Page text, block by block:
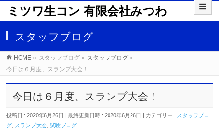
ミツワ生コン 有限会社みつわ
スタッフブログ
HOME » スタッフブログ » スタッフブログ »
今日は６月度、スランプ大会！
今日は６月度、スランプ大会！
投稿日 : 2020年6月26日 最終更新日時 : 2020年6月26日 カテゴリー : スタッフブロ
グ スランプ大会 ,試験ブログ